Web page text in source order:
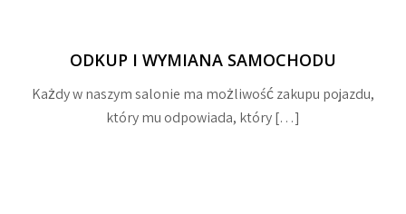
ODKUP I WYMIANA SAMOCHODU
Każdy w naszym salonie ma możliwość zakupu pojazdu,
który mu odpowiada, który […]